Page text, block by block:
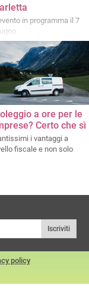
in programma il 7
a ore per le
Certo che sì
i vantaggi a
fiscale e non solo
Iscriviti
policy